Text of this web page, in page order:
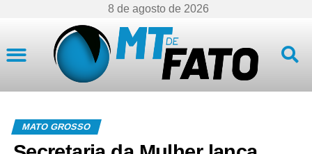
8 de agosto de 2026
MATO GROSSO